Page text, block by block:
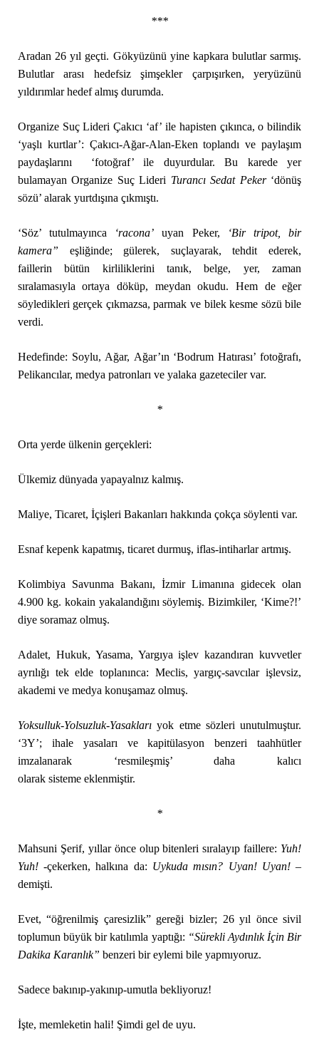
***
Aradan 26 yıl geçti. Gökyüzünü yine kapkara bulutlar sarmış.
Bulutlar arası hedefsiz şimşekler çarpışırken, yeryüzünü
yıldırımlar hedef almış durumda.
Organize Suç Lideri Çakıcı ‘af’ ile hapisten çıkınca, o bilindik
‘yaşlı kurtlar’: Çakıcı-Ağar-Alan-Eken toplandı ve paylaşım
paydaşlarını ‘fotoğraf’ ile duyurdular. Bu karede yer
bulamayan Organize Suç Lideri Turancı Sedat Peker‘dönüş
sözü’ alarak yurtdışına çıkmıştı.
‘Söz’ tutulmayınca ‘racona’ uyan Peker, ‘Bir tripot, bir
kamera” eşliğinde; gülerek, suçlayarak, tehdit ederek,
faillerin bütün kirliliklerini tanık, belge, yer, zaman
sıralamasıyla ortaya döküp, meydan okudu. Hem de eğer
söyledikleri gerçek çıkmazsa, parmak ve bilek kesme sözü bile
verdi.
Hedefinde: Soylu, Ağar, Ağar’ın ‘Bodrum Hatırası’ fotoğrafı,
Pelikancılar, medya patronları ve yalaka gazeteciler var.
*
Orta yerde ülkenin gerçekleri:
Ülkemiz dünyada yapayalnız kalmış.
Maliye, Ticaret, İçişleri Bakanları hakkında çokça söylenti var.
Esnaf kepenk kapatmış, ticaret durmuş, iflas-intiharlar artmış.
Kolimbiya Savunma Bakanı, İzmir Limanına gidecek olan
4.900 kg. kokain yakalandığını söylemiş. Bizimkiler, ‘Kime?!’
diye soramaz olmuş.
Adalet, Hukuk, Yasama, Yargıya işlev kazandıran kuvvetler
ayrılığı tek elde toplanınca: Meclis, yargıç-savcılar işlevsiz,
akademi ve medya konuşamaz olmuş.
Yoksulluk-Yolsuzluk-Yasaklarıyok etme sözleri unutulmuştur.
‘3Y’; ihale yasaları ve kapitülasyon benzeri taahhütler
imzalanarak ‘resmileşmiş’ daha kalıcı
olarak sisteme eklenmiştir.
*
Mahsuni Şerif, yıllar önce olup bitenleri sıralayıp faillere: Yuh!
Yuh!-çekerken, halkına da: Uykuda mısın? Uyan! Uyan! –
demişti.
Evet, “öğrenilmiş çaresizlik” gereği bizler; 26 yıl önce sivil
toplumun büyük bir katılımla yaptığı: “Sürekli Aydınlık İçin Bir
Dakika Karanlık” benzeri bir eylemi bile yapmıyoruz.
Sadece bakınıp-yakınıp-umutla bekliyoruz!
İşte, memleketin hali! Şimdi gel de uyu.